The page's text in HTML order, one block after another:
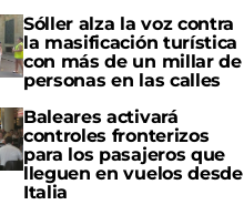
Sóller alza la voz contra
la masificación turística
con más de un millar de
personas en las calles
Baleares activará
controles fronterizos
para los pasajeros que
lleguen en vuelos desde
Italia